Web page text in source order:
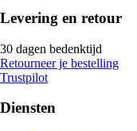
Levering en retour
30 dagen bedenktijd
Retourneer je bestelling
Trustpilot
Diensten